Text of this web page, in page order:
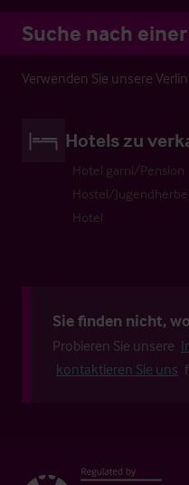
Suche nach
Verwenden Sie unsere
Hotels zu
Hotel garni/Pension
Hostel/
Hotel
Sie finden nicht,
Probieren Sie unsere
kontaktieren Sie uns